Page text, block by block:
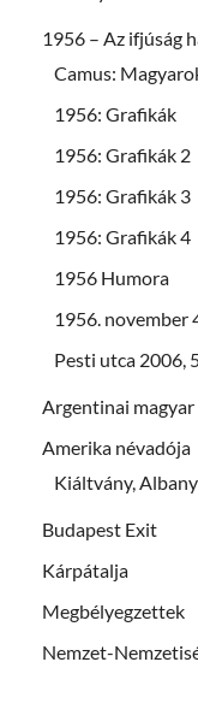
1956 – Az ifjúság
Camus:
1956: Grafikák
1956: Grafikák 2
1956: Grafikák 3
1956: Grafikák 4
1956 Humora
1956. november
Pesti utca 2006,
Argentinai
Amerika névadója
Kiáltvány,
Budapest Exit
Kárpátalja
Megbélyegzettek
Nemzet-